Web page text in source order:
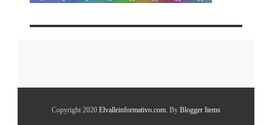
Copyright 2020 Elvalleinformativo.com . By Blogger Items